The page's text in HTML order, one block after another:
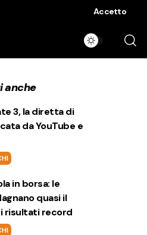
Accetto
anche
3, la diretta di
da YouTube e
in borsa: le
quasi il
risultati record